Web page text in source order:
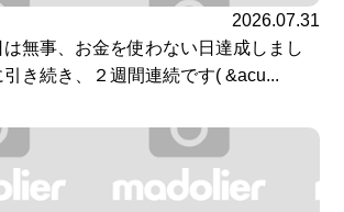
2026.07.31
無事、お金を使わない日達成しまし
引き続き、２週間連続です( &acu...